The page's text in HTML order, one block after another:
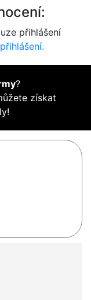
přihlášení
?
získat